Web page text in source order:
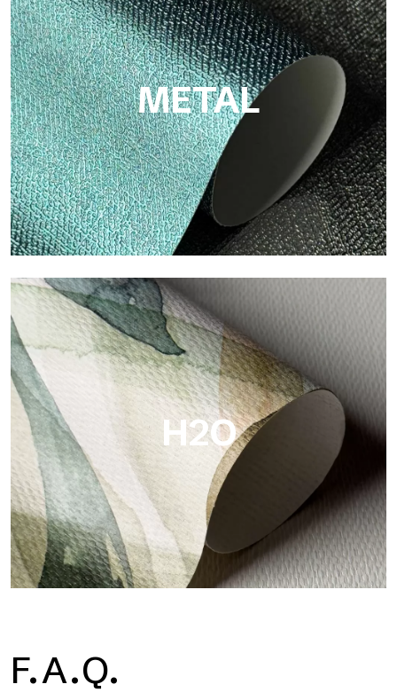
Eco von Tecnografica ist die ökologische Tapete aus
Zellulosefaser: nachhaltige Unterstützung, ohne PVC, mit
hellen Farben und hoher Qualität.
METAL
Metal
Metal ist die metallische Tapete von Tecnografica, mit
einzigartigen metallischen Reflexen, die Gold-, Silber-, Kupfer-
und satte Farben hervorheben.
H2O
H2O ist die wasserdichte Glasfaser-Badezimmertapete, ideal
für Duschkabinen und feuchte Umgebungen, mit hoher
F.A.Q.